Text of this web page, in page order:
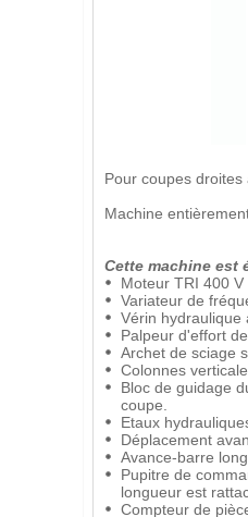
Pour coupes droites
Machine
Cette machine est
Moteur TRI 400
Variateur de
Vérin hydraulique
Palpeur d'effort
Archet de sciage
Colonnes
Bloc de guidage
coupe.
Etaux
Déplacement
Avance-barre
Pupitre de
longueur est
Compteur de